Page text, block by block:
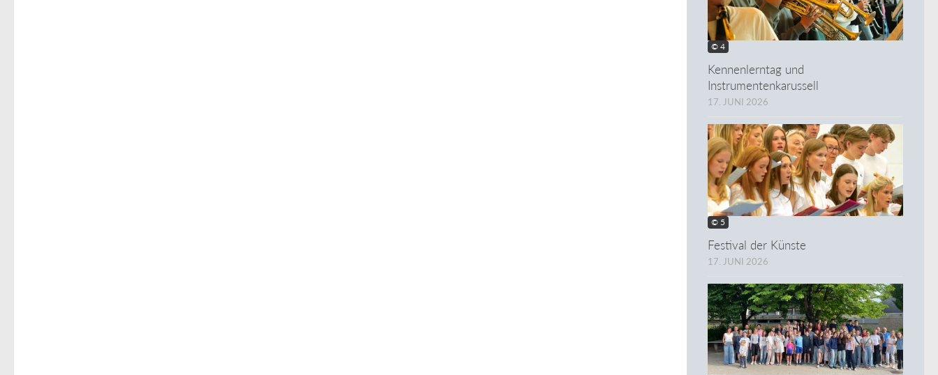
© 4
Kennenlerntag und
Instrumentenkarussell
17. JUNI 2026
© 5
Festival der Künste
17. JUNI 2026